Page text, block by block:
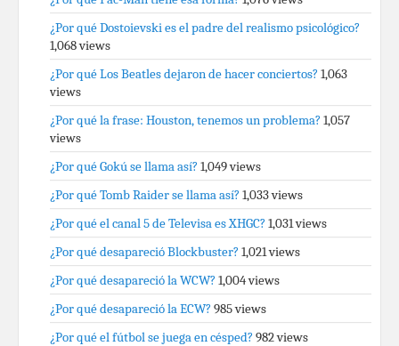
¿Por qué Dostoievski es el padre del realismo psicológico?
1,068 views
¿Por qué Los Beatles dejaron de hacer conciertos? 1,063
views
¿Por qué la frase: Houston, tenemos un problema? 1,057
views
¿Por qué Gokú se llama así? 1,049 views
¿Por qué Tomb Raider se llama así? 1,033 views
¿Por qué el canal 5 de Televisa es XHGC? 1,031 views
¿Por qué desapareció Blockbuster? 1,021 views
¿Por qué desapareció la WCW? 1,004 views
¿Por qué desapareció la ECW? 985 views
¿Por qué el fútbol se juega en césped? 982 views